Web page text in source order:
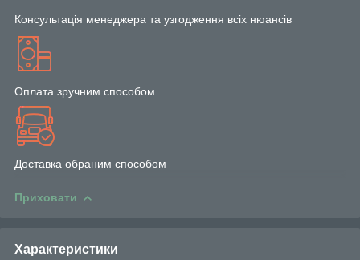
Консультація менеджера та узгодження всіх нюансів
Оплата зручним способом
Доставка обраним способом
Приховати
Характеристики